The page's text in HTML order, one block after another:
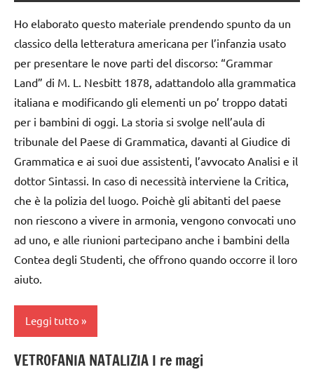
TUTTI GLI
PER ETA'
TUTTI GLI
dai
3 ai
anni
DOWNLOAD
GUIDA
DIDATTICA
WALDORF
lavoro
manuale
Waldorf
taglio
e
cucito
TUTORIAL
TUTTI GLI
PER ETA'
Ho elaborato questo materiale prendendo spunto da un
classico della letteratura americana per l’infanzia usato
per presentare le nove parti del discorso: “Grammar
Land” di M. L. Nesbitt 1878, adattandolo alla grammatica
italiana e modificando gli elementi un po’ troppo datati
per i bambini di oggi. La storia si svolge nell’aula di
tribunale del Paese di Grammatica, davanti al Giudice di
Grammatica e ai suoi due assistenti, l’avvocato Analisi e il
dottor Sintassi. In caso di necessità interviene la Critica,
che è la polizia del luogo. Poichè gli abitanti del paese
non riescono a vivere in armonia, vengono convocati uno
ad uno, e alle riunioni partecipano anche i bambini della
Contea degli Studenti, che offrono quando occorre il loro
aiuto.
Leggi tutto
analisi
VETROFANIA NATALIZIA I re magi